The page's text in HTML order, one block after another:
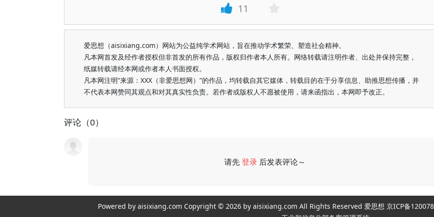
11
爱思想（aisixiang.com）网站为公益纯学术网站，旨在推动学术繁荣、塑造社会精神。
凡本网首发及经作者授权但非首发的所有作品，版权归作者本人所有。网络转载请注明作者、出处并保持完整，
纸媒转载请经本网或作者本人书面授权。
凡本网注明“来源：XXX（非爱思想网）”的作品，均转载自其它媒体，转载目的在于分享信息、助推思想传播，并
不代表本网赞同其观点和对其真实性负责。若作者或版权人不愿被使用，请来函指出，本网即予改正。
评论（0）
请先登录 后发表评论～
Powered by aisixiang.com Copyright © 2026 by aisixiang.com All Rights Reserved 爱思想 京ICP备